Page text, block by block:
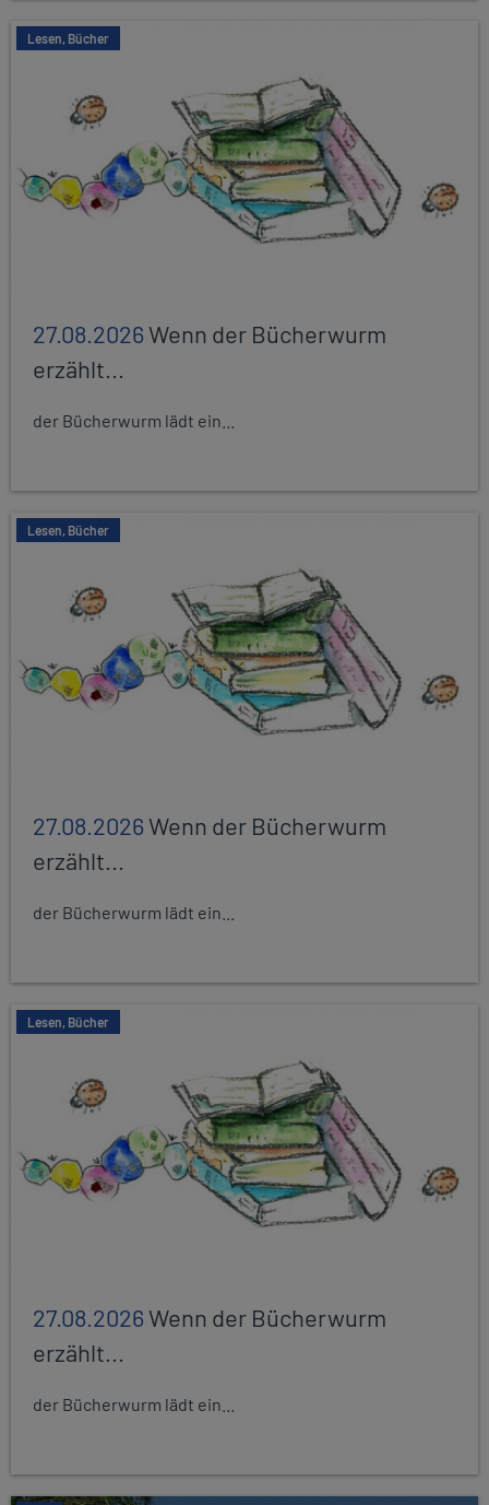
Lesen, Bücher
27.08.2026Wenn der Bücherwurm
erzählt...
der Bücherwurm lädt ein...
Lesen, Bücher
27.08.2026Wenn der Bücherwurm
erzählt...
der Bücherwurm lädt ein...
Lesen, Bücher
27.08.2026Wenn der Bücherwurm
erzählt...
der Bücherwurm lädt ein...